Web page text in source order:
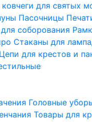
для святых
Пасочницы
соборования
Стаканы для
Цепи для крестов и
Головные
Товары для